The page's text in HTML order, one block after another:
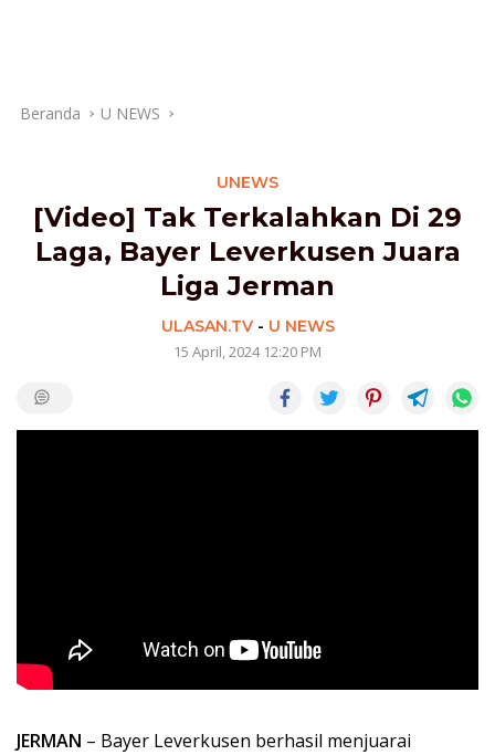
Beranda U NEWS
UNEWS
[Video] Tak Terkalahkan Di 29
Laga, Bayer Leverkusen Juara
Liga Jerman
ULASAN.TV- U NEWS
15 April, 2024 12:20 PM
JERMAN – Bayer Leverkusen berhasil menjuarai